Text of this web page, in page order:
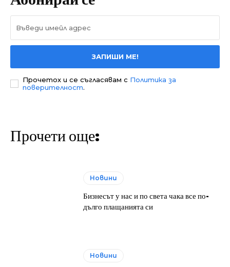
ЗАПИШИ МЕ!
Прочетох и се съгласявам с Политика за
поверителност.
Прочети още:
Новини
Бизнесът у нас и по света чака все по-
дълго плащанията си
Новини